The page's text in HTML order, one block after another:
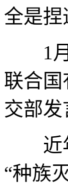
全是捏
1月
联合国
交部
近年
“种族